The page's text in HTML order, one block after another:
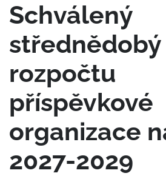
Schválený
rozpočtu
příspěvkové
organizace
2027-2029